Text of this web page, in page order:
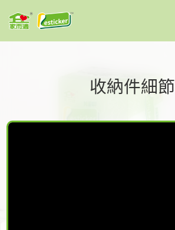
收納件細節